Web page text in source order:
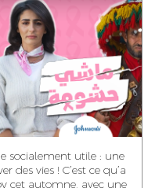
CONTENT
PRODUCTION
DIRECTOR
NOUR-ELHOUDA
YOUBI IDRISSI
PROJECT
MANAGER
MOURAD LABHAR
MOSTAFA QROUNI
socialement utile : une
des vies ! C’est ce qu’a
cet automne, avec une